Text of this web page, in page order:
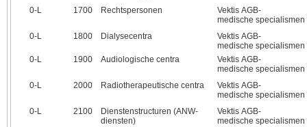
0‑L 1700 Rechtspersonen
Vektis AGB-
medische specialismen
0‑L
1800 Dialysecentra
Vektis AGB-
medische specialismen
0‑L
1900 Audiologische centra
Vektis AGB-
medische specialismen
0‑L
2000 Radiotherapeutische centra
Vektis AGB-
medische specialismen
0‑L
2100
Dienstenstructuren (ANW-
diensten)
Vektis AGB-
medische specialismen